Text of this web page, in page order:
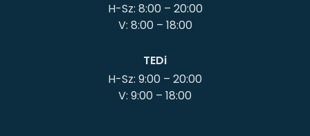
H-Sz: 8:00 – 20:00
V: 8:00 – 18:00
TEDi
H-Sz: 9:00 – 20:00